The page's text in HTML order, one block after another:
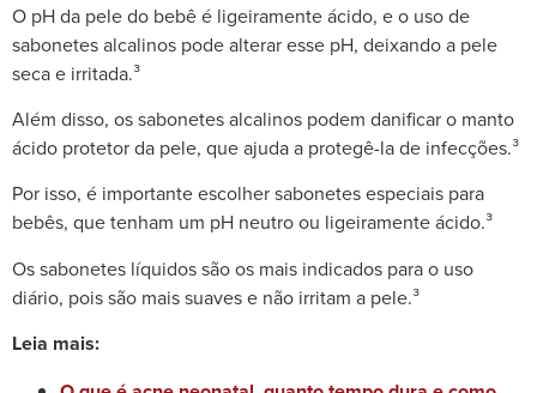
O pH da pele do bebê é ligeiramente ácido, e o uso de
sabonetes alcalinos pode alterar esse pH, deixando a pele
seca e irritada.³
Além disso, os sabonetes alcalinos podem danificar o manto
ácido protetor da pele, que ajuda a protegê-la de infecções.³
Por isso, é importante escolher sabonetes especiais para
bebês, que tenham um pH neutro ou ligeiramente ácido.³
Os sabonetes líquidos são os mais indicados para o uso
diário, pois são mais suaves e não irritam a pele.³
Leia mais: